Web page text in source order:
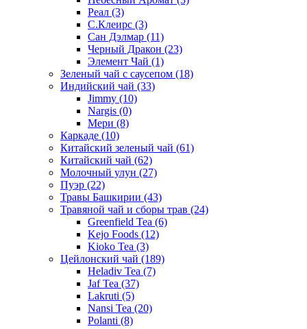
Реал (3)
С.Клеирс (3)
Сан Дэлмар (11)
Черный Дракон (23)
Элемент Чай (1)
Зеленый чай с саусепом (18)
Индийский чай (33)
Jimmy (10)
Nargis (0)
Мери (8)
Каркаде (10)
Китайский зеленый чай (61)
Китайский чай (62)
Молочный улун (27)
Пуэр (22)
Травы Башкирии (43)
Травяной чай и сборы трав (24)
Greenfield Tea (6)
Kejo Foods (12)
Kioko Tea (3)
Цейлонский чай (189)
Heladiv Tea (7)
Jaf Tea (37)
Lakruti (5)
Nansi Tea (20)
Polanti (8)